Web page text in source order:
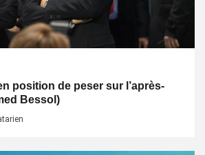
position de peser sur l’après-
Bessol)